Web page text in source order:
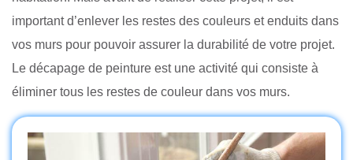
important d’enlever les restes des couleurs et enduits dans
vos murs pour pouvoir assurer la durabilité de votre projet.
Le décapage de peinture est une activité qui consiste à
éliminer tous les restes de couleur dans vos murs.